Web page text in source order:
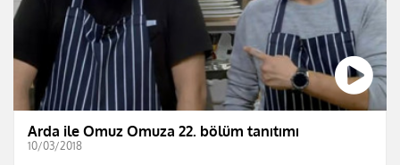
Arda ile Omuz Omuza 22. bölüm tanıtımı
10/03/2018